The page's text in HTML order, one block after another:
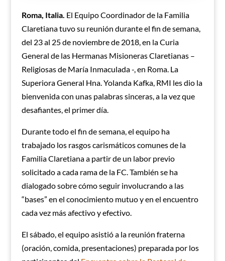
Roma, Italia. El Equipo Coordinador de la Familia
Claretiana tuvo su reunión durante el fin de semana,
del 23 al 25 de noviembre de 2018, en la Curia
General de las Hermanas Misioneras Claretianas –
Religiosas de María Inmaculada -, en Roma. La
Superiora General Hna. Yolanda Kafka, RMI les dio la
bienvenida con unas palabras sinceras, a la vez que
desafiantes, el primer día.
Durante todo el fin de semana, el equipo ha
trabajado los rasgos carismáticos comunes de la
Familia Claretiana a partir de un labor previo
solicitado a cada rama de la FC. También se ha
dialogado sobre cómo seguir involucrando a las
“bases” en el conocimiento mutuo y en el encuentro
cada vez más afectivo y efectivo.
El sábado, el equipo asistió a la reunión fraterna
(oración, comida, presentaciones) preparada por los